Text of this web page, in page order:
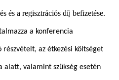
és a regisztrációs díj befizetése.
a konferencia
az étkezési költséget
valamint szükség esetén